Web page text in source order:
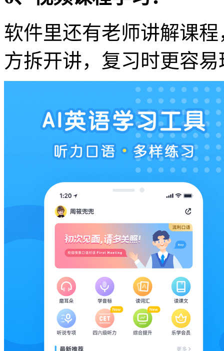
软件里还有老师讲解课
方拆开讲，复习时更容易